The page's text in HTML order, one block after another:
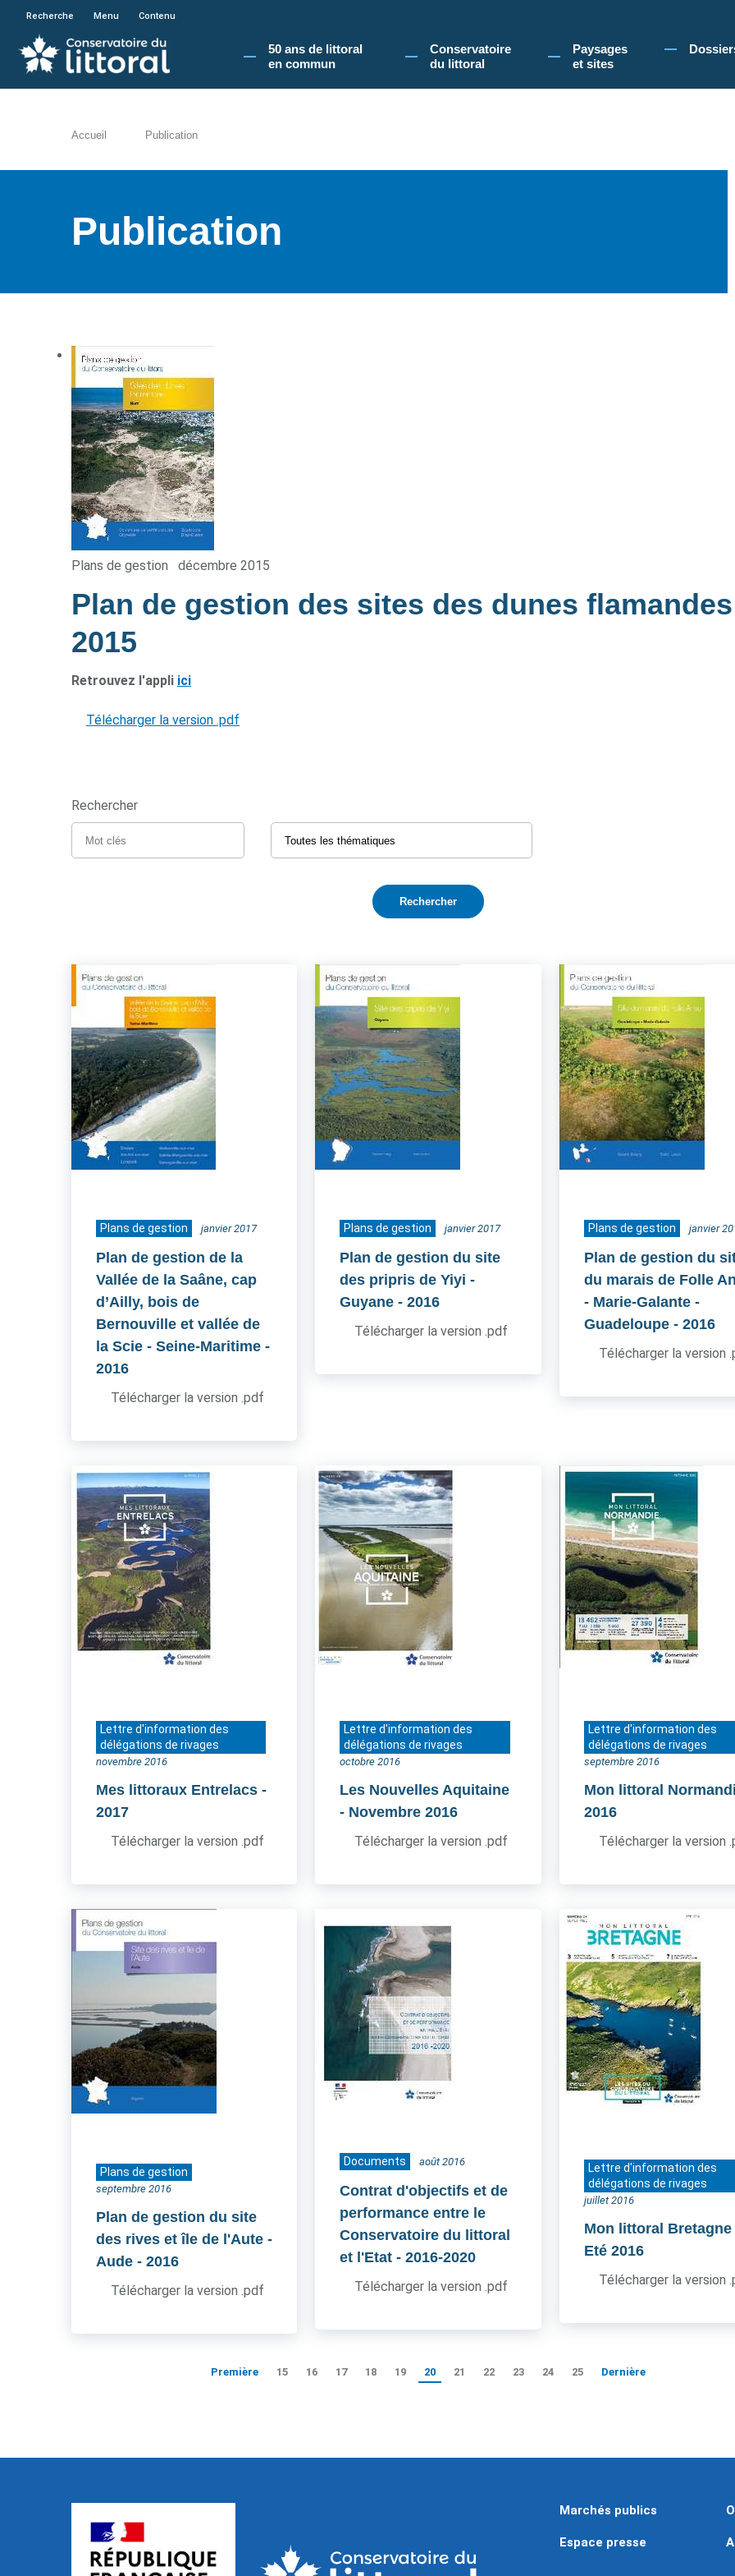
En poursuivant votre navigation sur le site du Conservatoire du littoral, vous acceptez l'utilisation de cookies pour vous
Recherche Menu Contenu
50 ans de littoral
en commun​
Conservatoire
du littoral
Paysages
et sites
Accueil Publication
Publication
Plans de gestion décembre 2015
Plan de gestion des sites des dunes
2015
Retrouvez l'appli ici
Télécharger la version .pdf
Rechercher
Plans de gestion janvier 2017
Plan de gestion de la
Vallée de la Saâne, cap
d’Ailly, bois de
Bernouville et vallée de
la Scie - Seine-Maritime -
2016
Télécharger la version .pdf
Plans de gestion janvier 2017
Plan de gestion du site
des pripris de Yiyi -
Guyane - 2016
Télécharger la version .pdf
Plans de gestion janvier
Plan de gestion du
du marais de Folle
- Marie-Galante -
Guadeloupe - 2016
Télécharger la version
Lettre d'information des
délégations de rivages
novembre 2016
Mes littoraux Entrelacs -
2017
Télécharger la version .pdf
Lettre d'information des
délégations de rivages
octobre 2016
Les Nouvelles Aquitaine
- Novembre 2016
Télécharger la version .pdf
Lettre d'information des
délégations de rivages
septembre 2016
Mon littoral
2016
Télécharger la version
Plans de gestion
septembre 2016
Plan de gestion du site
des rives et île de l'Aute -
Aude - 2016
Télécharger la version .pdf
Documents août 2016
Contrat d'objectifs et de
performance entre le
Conservatoire du littoral
et l'Etat - 2016-2020
Télécharger la version .pdf
Lettre d'information des
délégations de rivages
juillet 2016
Mon littoral Bretagne
Eté 2016
Télécharger la version
Première 15 16 17 18 19 20 21 22 23 24 25 Dernière
Marchés publics
Espace presse